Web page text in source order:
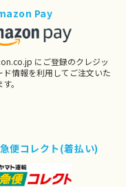
Pay
にご登録のクレジッ
ド情報を利用してご注文いた
。
便コレクト(着払い)